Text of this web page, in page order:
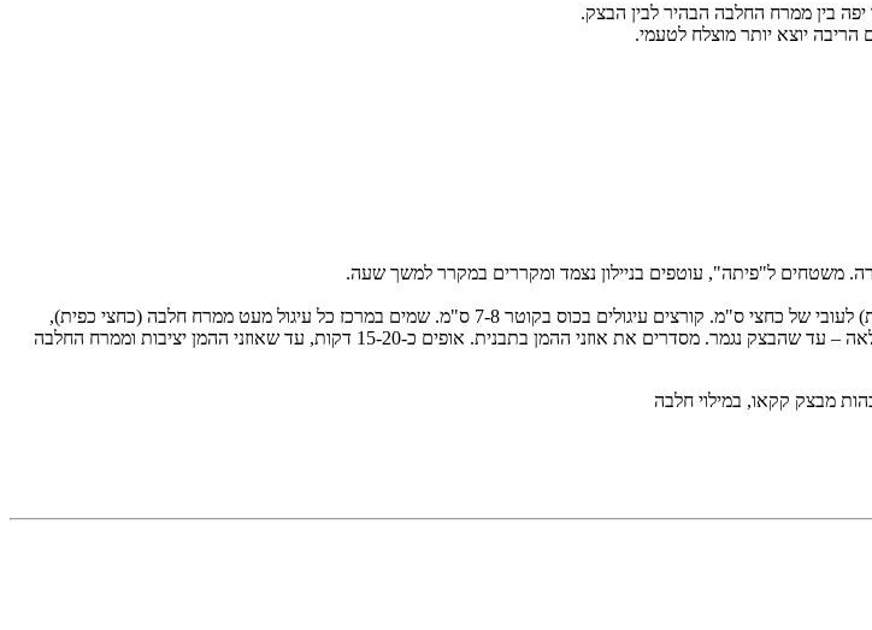
בין ממרח החלבה הבהיר לבין הבצק.
יוצא יותר מוצלח לטעמי.
משטחים ל"פיתה", עוטפים בניילון נצמד ומקררים במקרר למשך שעה.
מרדדים את הבצק על משטח מקומח (אם הבצק קשה מידי, משהים בטמפרטורת החדר עד שיתרכך קצת) לעובי של כחצי ס"מ. קורצים עיגולים בכוס בקוטר 7-8 ס"מ. שמים במרכז כל עיגול מעט ממרח חלבה (כחצי כפית),
ומקפלים את הפינות ליצירת אוזן המן. מאחדים את שאריות הבצק, מרדדים שוב, קורצים עיגולים, וכך הלאה – עד שהבצק נגמר. מסדרים את אוזני ההמן בתבנית. אופים כ-15-20 דקות, עד שאוזני ההמן יציבות וממרח החלבה